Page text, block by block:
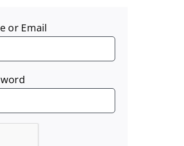
or Email